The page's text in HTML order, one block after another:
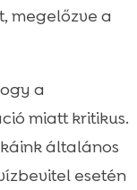
megelőzve a
a
miatt kritikus.
általános
esetén